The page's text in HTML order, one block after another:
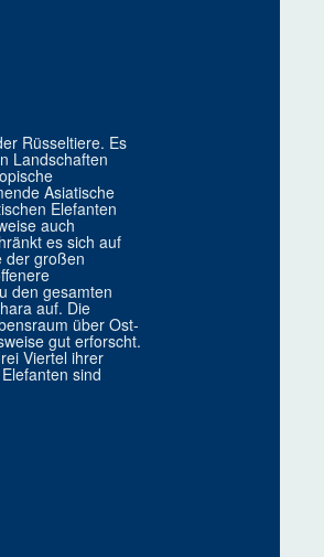
Rüsseltiere. Es
Landschaften
Asiatische
Elefanten
auch
es sich auf
der großen
den gesamten
auf. Die
über Ost-
gut erforscht.
Viertel ihrer
sind